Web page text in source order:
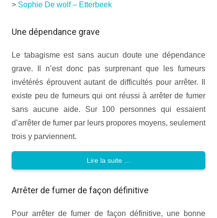
> Sophie De wolf – Etterbeek
Une dépendance grave
Le tabagisme est sans aucun doute une dépendance
grave. Il n’est donc pas surprenant que les fumeurs
invétérés éprouvent autant de difficultés pour arrêter. Il
existe peu de fumeurs qui ont réussi à arrêter de fumer
sans aucune aide. Sur 100 personnes qui essaient
d’arrêter de fumer par leurs propores moyens, seulement
trois y parviennent.
Lire la suite …
Arrêter de fumer de façon définitive
Pour arrêter de fumer de façon définitive, une bonne